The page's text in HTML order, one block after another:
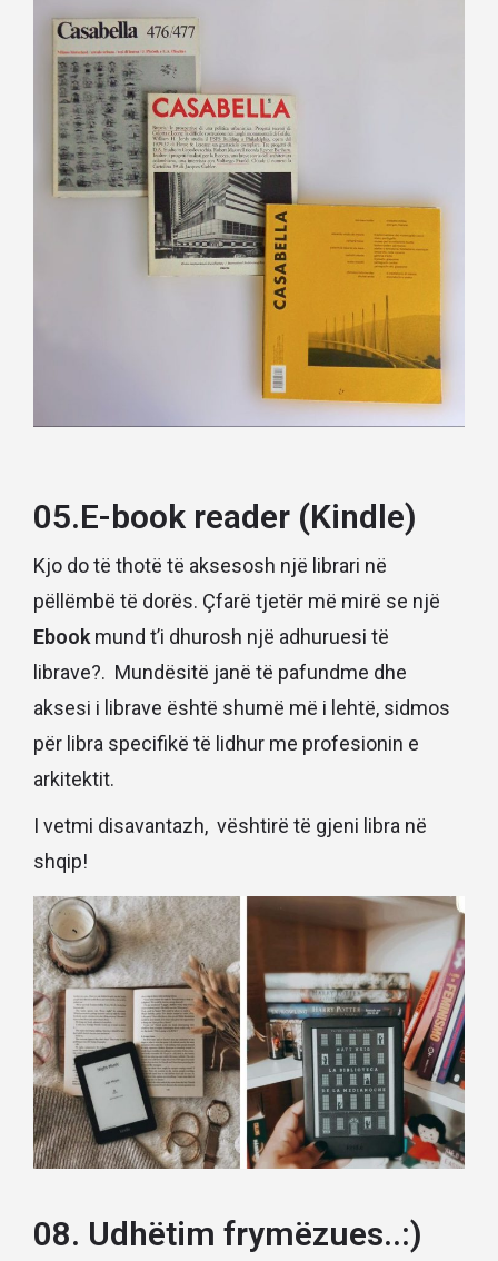
05.E-book reader (Kindle)
Kjo do të thotë të aksesosh një librari në
pëllëmbë të dorës. Çfarë tjetër më mirë se një
Ebook mund t’i dhurosh një adhuruesi të
librave?. Mundësitë janë të pafundme dhe
aksesi i librave është shumë më i lehtë, sidmos
për libra specifikë të lidhur me profesionin e
arkitektit.
I vetmi disavantazh, vështirë të gjeni libra në
shqip!
08. Udhëtim frymëzues..:)